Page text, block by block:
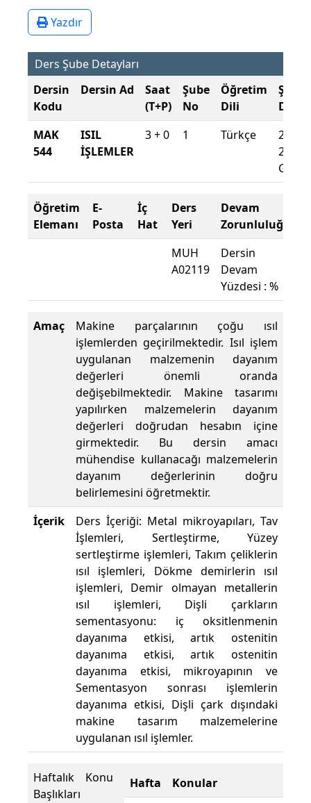
Yazdır
Ders Şube Detayları
Dersin
Kodu
Dersin Ad
Saat
(T+P)
Şube
No
Öğretim
Dili
Şube
MAK
544
ISIL
İŞLEMLER
3 + 0 1 Türkçe
2015-
2016
Güz
Öğretim
Elemanı
E-
Posta
İç
Hat
Ders
Yeri
Devam
Zorunluluğu
MUH
A02119
Dersin
Devam
Yüzdesi : %
Amaç
Makine parçalarının çoğu ısıl
işlemlerden geçirilmektedir. Isıl işlem
uygulanan malzemenin dayanım
değerleri önemli oranda
değişebilmektedir. Makine tasarımı
yapılırken malzemelerin dayanım
değerleri doğrudan hesabın içine
girmektedir. Bu dersin amacı
mühendise kullanacağı malzemelerin
dayanım değerlerinin doğru
belirlemesini öğretmektir.
İçerik
Ders İçeriği: Metal mikroyapıları, Tav
İşlemleri, Sertleştirme, Yüzey
sertleştirme işlemleri, Takım çeliklerin
ısıl işlemleri, Dökme demirlerin ısıl
işlemleri, Demir olmayan metallerin
ısıl işlemleri, Dişli çarkların
sementasyonu: iç oksitlenmenin
dayanıma etkisi, artık ostenitin
dayanıma etkisi, artık ostenitin
dayanıma etkisi, mikroyapının ve
Sementasyon sonrası işlemlerin
dayanıma etkisi, Dişli çark dışındaki
makine tasarım malzemelerine
uygulanan ısıl işlemler.
Haftalık Konu
Başlıkları
Hafta
Konular